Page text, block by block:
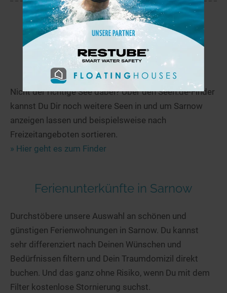
Weitere Seen in und um Sarnow
Nicht der richtige See dabei? Über den Seen.de-Finder
kannst Du Dir noch weitere Seen in und um Sarnow
anzeigen lassen und beispielsweise nach
Freizeitangeboten sortieren.
» Hier geht es zum Finder
Ferienunterkünfte in Sarnow
Durchstöbere unsere Auswahl an schönen und
günstigen Ferienwohnungen in Sarnow. Du kannst
sehr differenziert nach Deinen Wünschen und
Bedürfnissen filtern und Dein Traumdomizil direkt
buchen. Und das ganz ohne Risiko, wenn Du mit dem
Filter kostenlose Stornierung suchst.